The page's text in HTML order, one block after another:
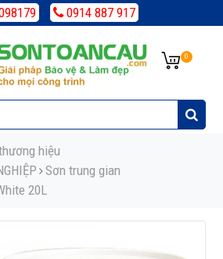
0914 887 917
0
hiệu
Sơn trung gian
20L